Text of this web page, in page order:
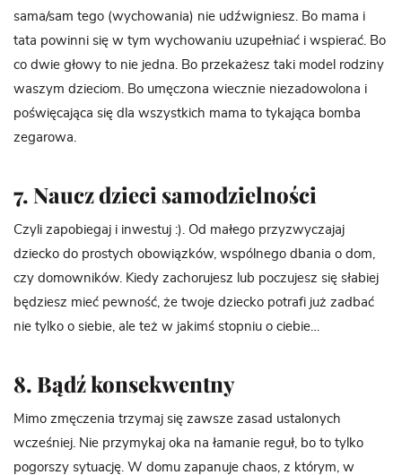
sama/sam tego (wychowania) nie udźwigniesz. Bo mama i
tata powinni się w tym wychowaniu uzupełniać i wspierać. Bo
co dwie głowy to nie jedna. Bo przekażesz taki model rodziny
waszym dzieciom. Bo umęczona wiecznie niezadowolona i
poświęcająca się dla wszystkich mama to tykająca bomba
zegarowa.
7. Naucz dzieci samodzielności
Czyli zapobiegaj i inwestuj :). Od małego przyzwyczajaj
dziecko do prostych obowiązków, wspólnego dbania o dom,
czy domowników. Kiedy zachorujesz lub poczujesz się słabiej
będziesz mieć pewność, że twoje dziecko potrafi już zadbać
nie tylko o siebie, ale też w jakimś stopniu o ciebie…
8. Bądź konsekwentny
Mimo zmęczenia trzymaj się zawsze zasad ustalonych
wcześniej. Nie przymykaj oka na łamanie reguł, bo to tylko
pogorszy sytuację. W domu zapanuje chaos, z którym, w